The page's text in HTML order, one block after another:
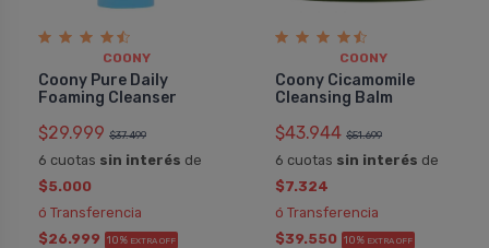
COONY
Coony Pure Daily
Foaming Cleanser
$29.999 $37.499
6 cuotas sin interés de
$5.000
ó Transferencia
$26.999 10% EXTRA OFF
COONY
Coony Cicamomile
Cleansing Balm
$43.944 $51.699
6 cuotas sin interés de
$7.324
ó Transferencia
$39.550 10% EXTRA OFF